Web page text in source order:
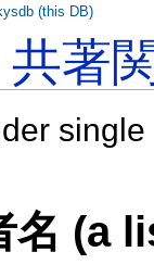
共著
名 (a
(this DB)